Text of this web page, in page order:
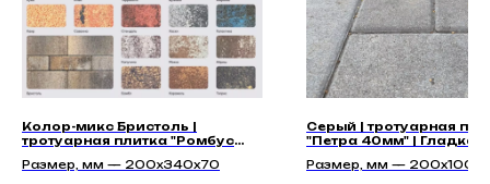
Колор-микс Бристоль |
тротуарная плитка "Ромбус
Размер, мм — 200х340х70
Серый | тротуарная
"Петра 40мм" | Гладкая
Размер, мм —